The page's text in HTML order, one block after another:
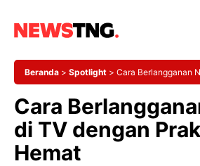
Beranda > Spotlight > Cara Berlangganan
Cara
di TV dengan
Hemat